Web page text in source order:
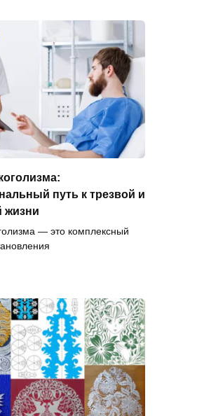
путь к трезвой и
жизни
— это комплексный